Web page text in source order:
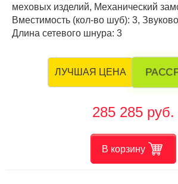
меховых изделий, Механический
Вместимость (кол-во шуб): 3,
Длина сетевого шнура: 3
ЛУЧШАЯ ЦЕНА
285 285 руб.
В корзину